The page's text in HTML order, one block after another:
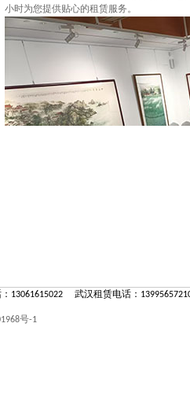
小时为您提供贴心的租赁服务。
13061615022 武汉租赁电话：
号-1